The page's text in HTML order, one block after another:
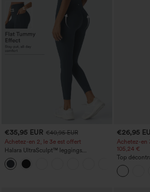
€35,95 EUR €40,95 EUR
Achetez-en 2, le 3e est offert
Halara UltraSculpt™ leggings
d'entraînement taille haute — fronces
liftantes pour le fessier, maintien gainant
du ventre et poche
€26,95
Achetez-en
105,24 €
Top
manches